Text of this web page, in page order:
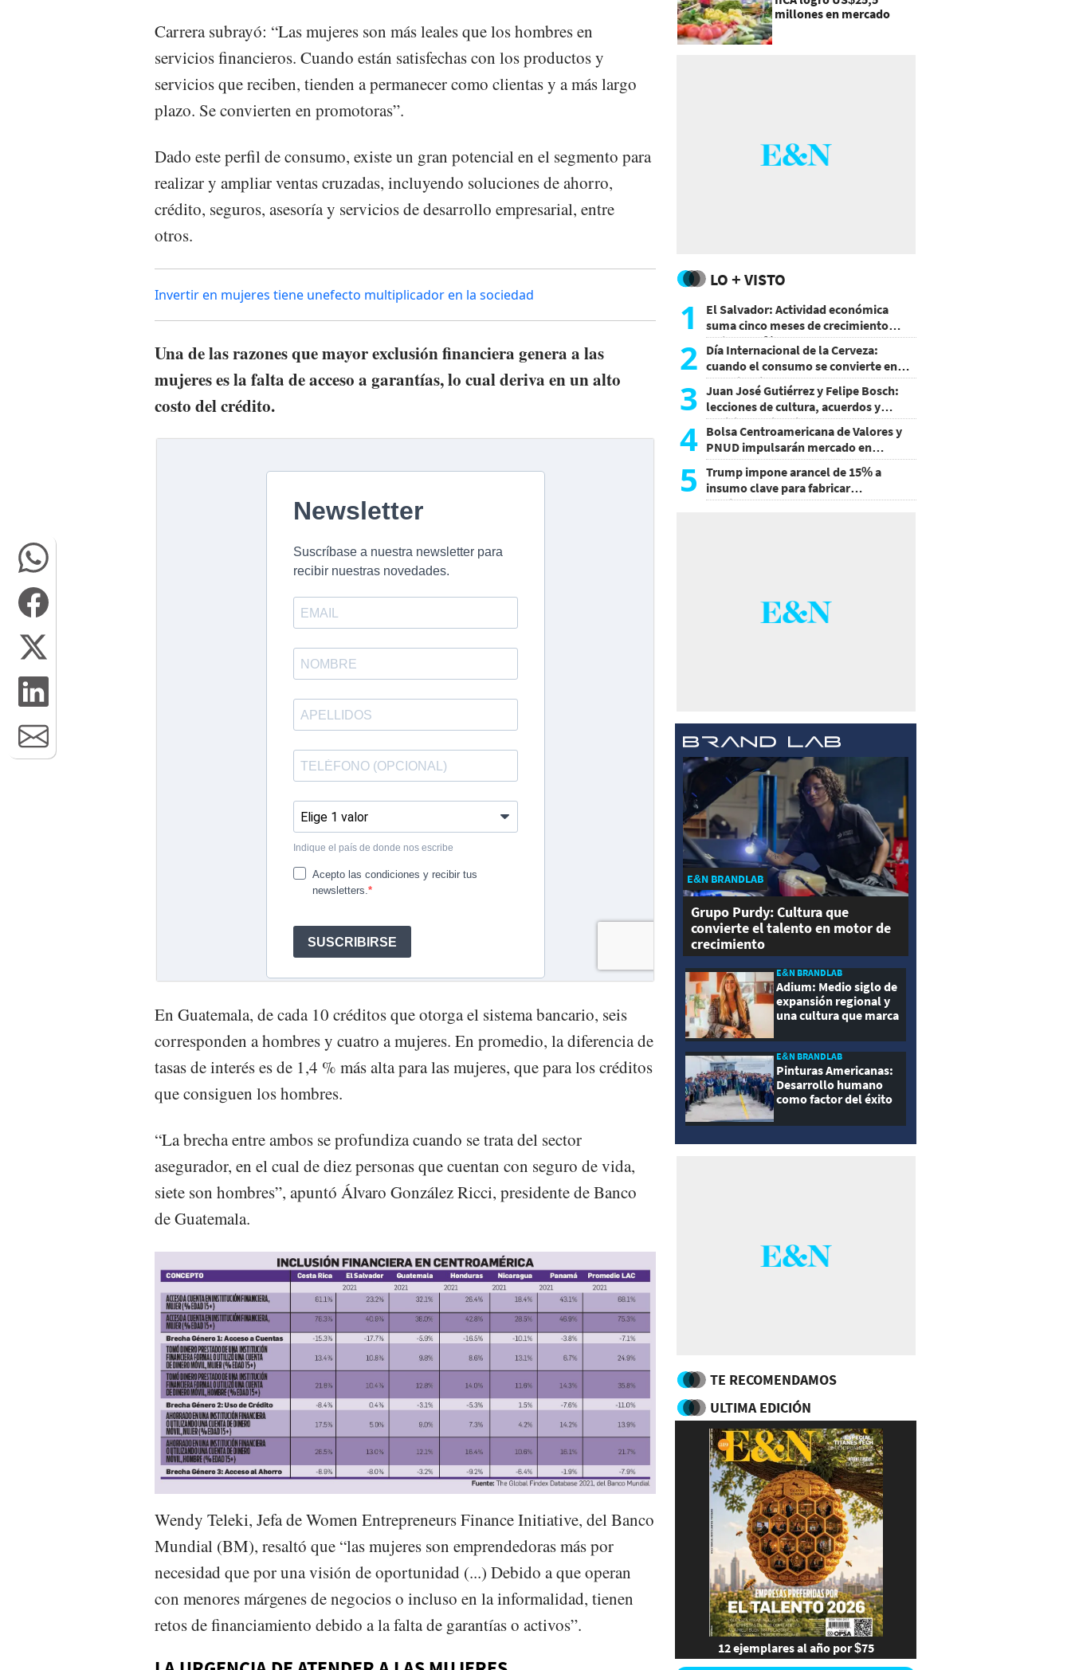
Carrera subrayó: “Las mujeres son más leales que los hombres en
servicios financieros. Cuando están satisfechas con los productos y
servicios que reciben, tienden a permanecer como clientas y a más largo
plazo. Se convierten en promotoras”.
Dado este perfil de consumo, existe un gran potencial en el segmento para
realizar y ampliar ventas cruzadas, incluyendo soluciones de ahorro,
crédito, seguros, asesoría y servicios de desarrollo empresarial, entre
otros.
Invertir en mujeres tiene unefecto multiplicador en la sociedad
Una de las razones que mayor exclusión financiera genera a las
mujeres es la falta de acceso a garantías, lo cual deriva en un alto
costo del crédito.
En Guatemala, de cada 10 créditos que otorga el sistema bancario, seis
corresponden a hombres y cuatro a mujeres. En promedio, la diferencia de
tasas de interés es de 1,4 % más alta para las mujeres, que para los créditos
que consiguen los hombres.
“La brecha entre ambos se profundiza cuando se trata del sector
asegurador, en el cual de diez personas que cuentan con seguro de vida,
siete son hombres”, apuntó Álvaro González Ricci, presidente de Banco
de Guatemala.
Wendy Teleki, Jefa de Women Entrepreneurs Finance Initiative, del Banco
Mundial (BM), resaltó que “las mujeres son emprendedoras más por
necesidad que por una visión de oportunidad (...) Debido a que operan
con menores márgenes de negocios o incluso en la informalidad, tienen
retos de financiamiento debido a la falta de garantías o activos”.
millones en mercado
LO + VISTO
1
El Salvador: Actividad económica
suma cinco meses de crecimiento
arriba de 4%
2 Día Internacional de la Cerveza:
cuando el consumo se convierte en
experiencia
3 Juan José Gutiérrez y Felipe Bosch:
lecciones de cultura, acuerdos y
decisiones sin miedo
4 Bolsa Centroamericana de Valores y
PNUD impulsarán mercado en
Honduras
5
Trump impone arancel de 15% a
insumo clave para fabricar
semiconductores y paneles
E&N BRANDLAB
Grupo Purdy: Cultura que
convierte el talento en motor de
crecimiento
E&N BRANDLAB
Adium: Medio siglo de
expansión regional y
una cultura que marca
E&N BRANDLAB
Pinturas Americanas:
Desarrollo humano
como factor del éxito
TE RECOMENDAMOS
ULTIMA EDICIÓN
12 ejemplares al año por $75